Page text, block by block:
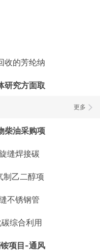
收的芳纶纳
研究方面取
更多
柴油采购项
缝焊接碳
制乙二醇项
不锈钢管
综合利用
项目-通风